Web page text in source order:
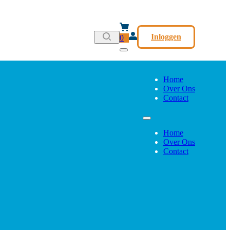
0 Inloggen
Home
Over Ons
Contact
Home
Over Ons
Contact